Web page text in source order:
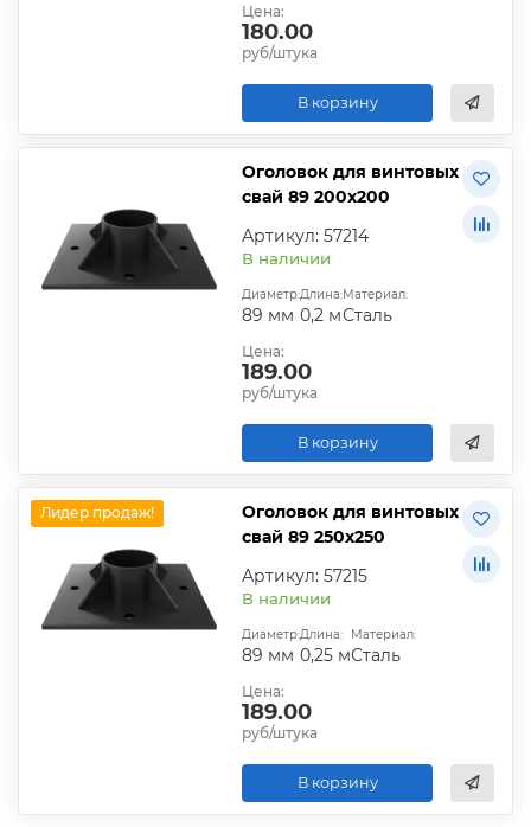
Цена:
180.00
руб/штука
В корзину
Оголовок для винтовых
свай 89 200х200
Артикул: 57214
В наличии
Диаметр:
89 мм
Длина:
0,2 м
Материал:
Сталь
Цена:
189.00
руб/штука
В корзину
Лидер продаж!
Оголовок для винтовых
свай 89 250х250
Артикул: 57215
В наличии
Диаметр:
89 мм
Длина:
0,25 м
Материал:
Сталь
Цена:
189.00
руб/штука
В корзину